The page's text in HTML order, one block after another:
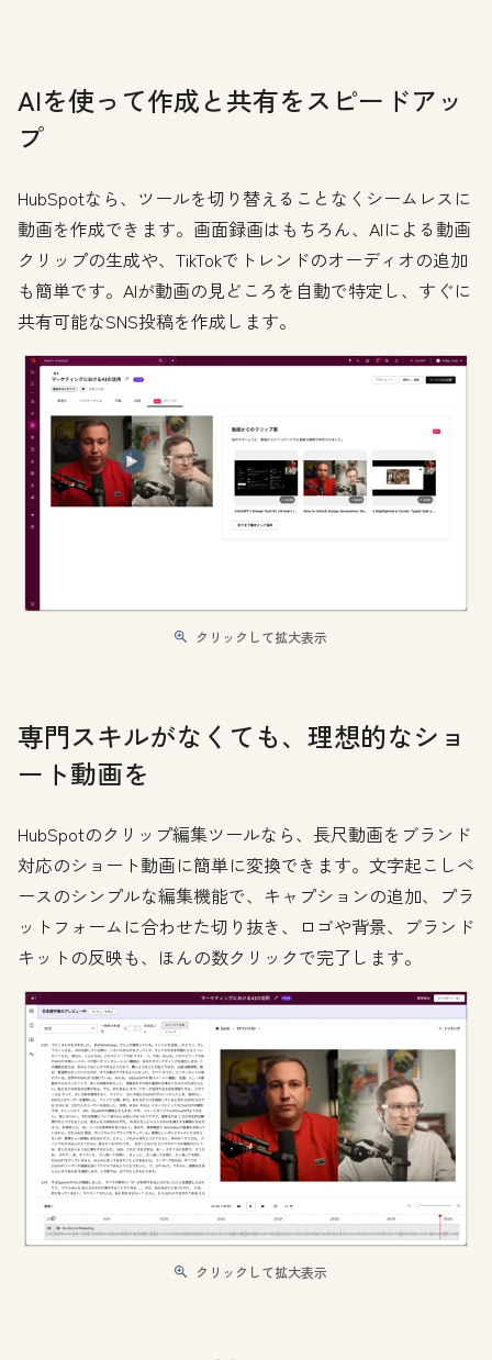
AIを使って作成と共有をスピードアッ
プ
HubSpotなら、ツールを切り替えることなくシームレスに
動画を作成できます。画面録画はもちろん、AIによる動画
クリップの生成や、TikTokでトレンドのオーディオの追加
も簡単です。AIが動画の見どころを自動で特定し、すぐに
共有可能なSNS投稿を作成します。
クリックして拡大表示
専門スキルがなくても、理想的なショ
ート動画を
HubSpotのクリップ編集ツールなら、長尺動画をブランド
対応のショート動画に簡単に変換できます。文字起こしベ
ースのシンプルな編集機能で、キャプションの追加、プラ
ットフォームに合わせた切り抜き、ロゴや背景、ブランド
キットの反映も、ほんの数クリックで完了します。
クリックして拡大表示